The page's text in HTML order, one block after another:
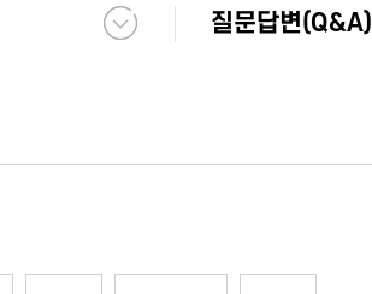
질문답변(Q&A)